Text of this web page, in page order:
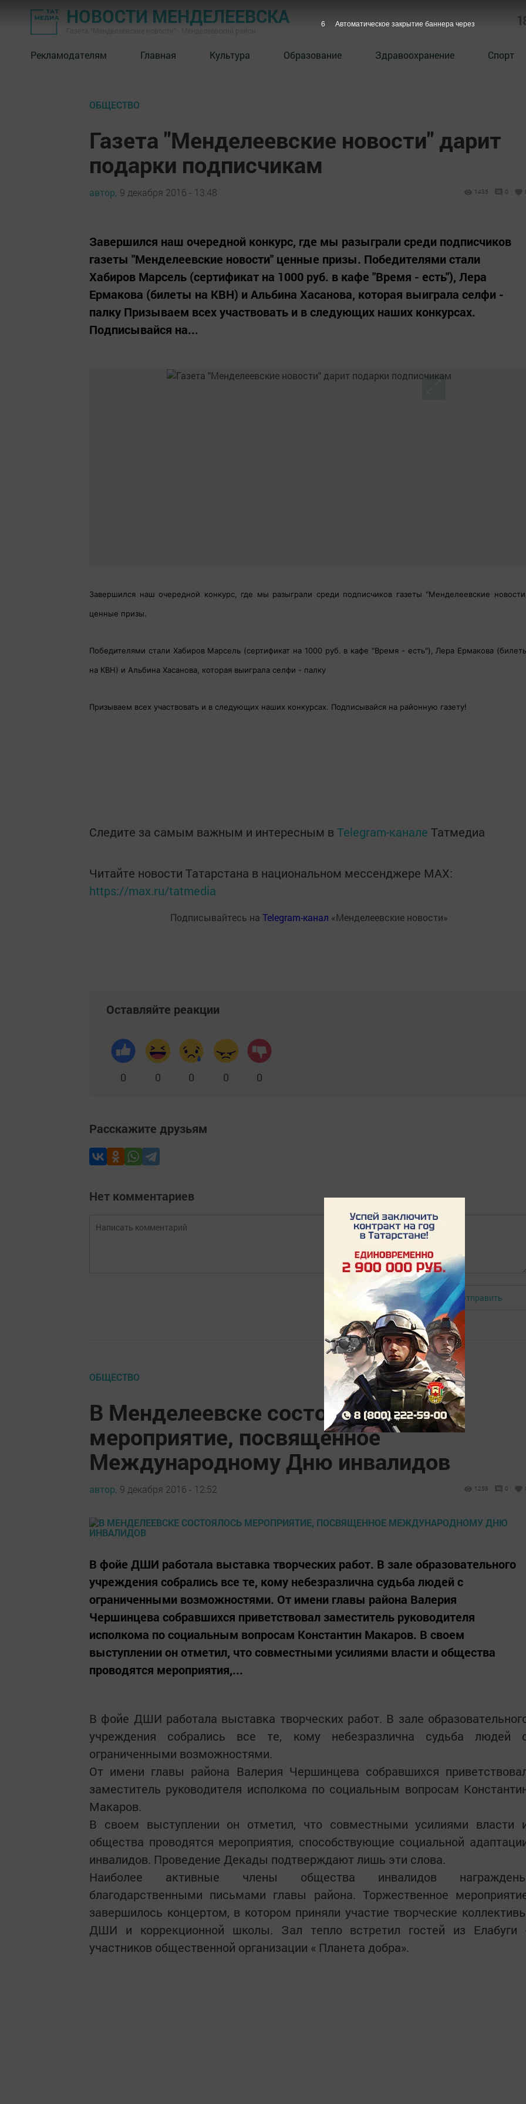
НОВОСТИ МЕНДЕЛЕЕВСКА
Рекламодателям Главная Культура Образование Здравоохранение Спорт
ОБЩЕСТВО
Газета "Менделеевские новости" дарит
подарки подписчикам
автор, 9 декабря 2016 - 13:48 1435 0
Завершился наш очередной конкурс, где мы разыграли среди подписчиков
газеты "Менделеевские новости" ценные призы. Победителями стали
Хабиров Марсель (сертификат на 1000 руб. в кафе "Время - есть"), Лера
Ермакова (билеты на КВН) и Альбина Хасанова, которая выиграла селфи -
палку Призываем всех участвовать и в следующих наших конкурсах.
Подписывайся на...
Завершился наш очередной конкурс, где мы разыграли среди подписчиков газеты "Менделеевские
ценные призы.
Победителями стали Хабиров Марсель (сертификат на 1000 руб. в кафе "Время - есть"), Лера Ермакова
на КВН) и Альбина Хасанова, которая выиграла селфи - палку
Призываем всех участвовать и в следующих наших конкурсах. Подписывайся на районную газету!
Следите за самым важным и интересным в Telegram-канале Татмедиа
Читайте новости Татарстана в национальном мессенджере MАХ:
https://max.ru/tatmedia
Подписывайтесь на Telegram-канал «Менделеевские новости»
Оставляйте реакции
0 0 0 0 0
Расскажите друзьям
Нет комментариев
Авторизоваться Отправить
ОБЩЕСТВО
В Менделеевске состоялось
мероприятие, посвященное
Международному Дню инвалидов
автор, 9 декабря 2016 - 12:52 1258 0
В фойе ДШИ работала выставка творческих работ. В зале образовательного
учреждения собрались все те, кому небезразлична судьба людей с
ограниченными возможностями. От имени главы района Валерия
Чершинцева собравшихся приветствовал заместитель руководителя
исполкома по социальным вопросам Константин Макаров. В своем
выступлении он отметил, что совместными усилиями власти и общества
проводятся мероприятия,...
В фойе ДШИ работала выставка творческих работ. В зале
учреждения собрались все те, кому небезразлична судьба людей
ограниченными возможностями.
От имени главы района Валерия Чершинцева собравшихся
заместитель руководителя исполкома по социальным вопросам
Макаров.
В своем выступлении он отметил, что совместными усилиями власти
общества проводятся мероприятия, способствующие социальной
инвалидов. Проведение Декады подтверждают лишь эти слова.
Наиболее активные члены общества инвалидов
благодарственными письмами главы района. Торжественное
завершилось концертом, в котором приняли участие творческие
ДШИ и коррекционной школы. Зал тепло встретил гостей из Елабуги
участников общественной организации « Планета добра».
5 Автоматическое закрытие баннера через